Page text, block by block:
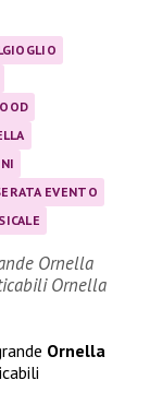
EVENTO
Ornella
Ornella
Ornella